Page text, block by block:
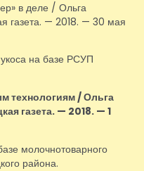
в деле / Ольга
газета. — 2018. — 30 мая
на базе РСУП
технологиям / Ольга
газета. — 2018. — 1
молочнотоварного
района.